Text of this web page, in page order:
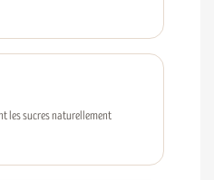
les sucres naturellement